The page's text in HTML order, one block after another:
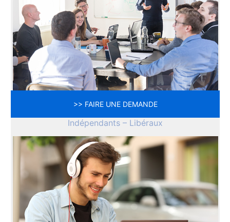
>> FAIRE UNE DEMANDE
Indépendants – Libéraux